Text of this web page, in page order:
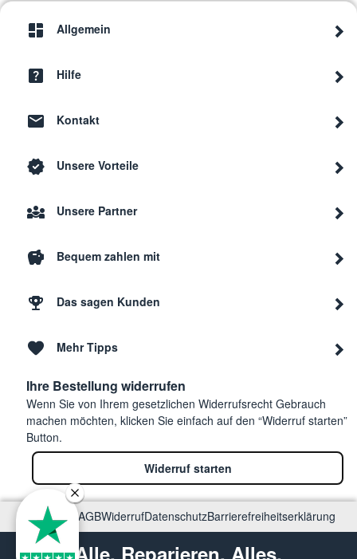
Allgemein
Hilfe
Kontakt
Unsere Vorteile
Unsere Partner
Bequem zahlen mit
Das sagen Kunden
Mehr Tipps
Ihre Bestellung widerrufen
Wenn Sie von Ihrem gesetzlichen Widerrufsrecht Gebrauch
machen möchten, klicken Sie einfach auf den “Widerruf starten”
Button.
Widerruf starten
ImpressumAGBWiderrufDatenschutzBarrierefreiheitserklärung
Alle. Reparieren. Alles.